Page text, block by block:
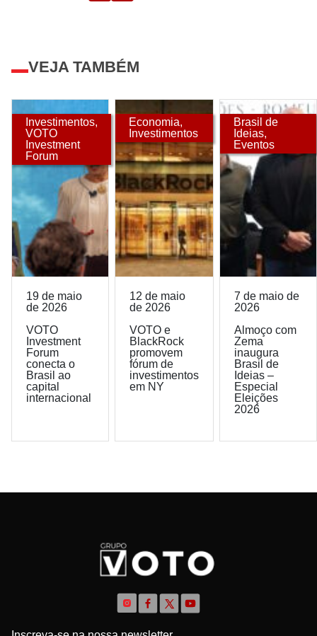
VEJA TAMBÉM
Investimentos,
VOTO
Investment
Forum
19 de maio
de 2026
VOTO
Investment
Forum
conecta o
Brasil ao
capital
internacional
Economia,
Investimentos
12 de maio
de 2026
VOTO e
BlackRock
promovem
fórum de
investimentos
em NY
Brasil de
Ideias,
Eventos
7 de maio de
2026
Almoço com
Zema
inaugura
Brasil de
Ideias –
Especial
Eleições
2026